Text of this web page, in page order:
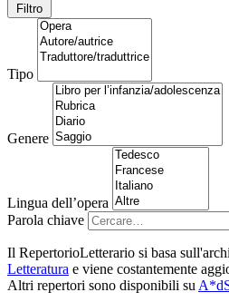
Filtro
Tipo
Genere
Lingua dell’opera
Parola chiave
Il RepertorioLetterario si basa
Letteratura e viene costantemente
Altri repertori sono disponibili su